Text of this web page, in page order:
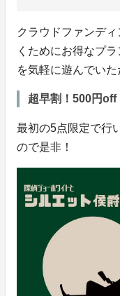
クラウドファンデ
くためにお得なプ
を気軽に遊んでいた
超早割！500円off
最初の5点限定で行
ので是非！